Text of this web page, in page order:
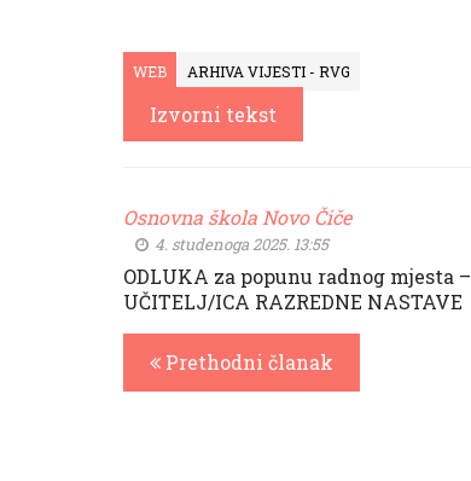
WEB ARHIVA VIJESTI - RVG
Izvorni tekst
Osnovna škola Novo Čiče
4. studenoga 2025. 13:55
ODLUKA za popunu radnog mjesta –
UČITELJ/ICA RAZREDNE NASTAVE
Prethodni članak